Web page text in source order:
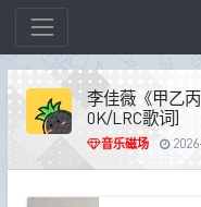
李佳薇《甲乙
0K/LRC歌词]
音乐磁场